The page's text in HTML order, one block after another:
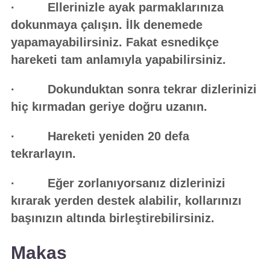
· Ellerinizle ayak parmaklarınıza
dokunmaya çalışın. İlk denemede
yapamayabilirsiniz. Fakat esnedikçe
hareketi tam anlamıyla yapabilirsiniz.
· Dokunduktan sonra tekrar dizlerinizi
hiç kırmadan geriye doğru uzanın.
· Hareketi yeniden 20 defa
tekrarlayın.
· Eğer zorlanıyorsanız dizlerinizi
kırarak yerden destek alabilir, kollarınızı
başınızın altında birleştirebilirsiniz.
Makas